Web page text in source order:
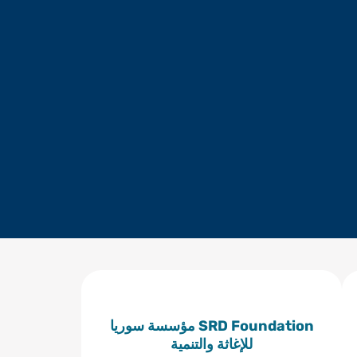
SRD Foundation مؤسسة سوريا
للإغاثة والتنمية